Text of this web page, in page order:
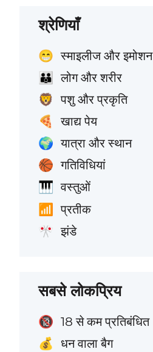
श्रेणियाँ
😁 स्माइलीज और इमोशन
👪 लोग और शरीर
🦁 पशु और प्रकृति
🍕 खाद्य पेय
🌍 यात्रा और स्थान
🏀 गतिविधियां
🎹 वस्तुओं
📶 प्रतीक
🎌 झंडे
सबसे लोकप्रिय
🔞 18 से कम प्रतिबंधित
💰 धन वाला बैग